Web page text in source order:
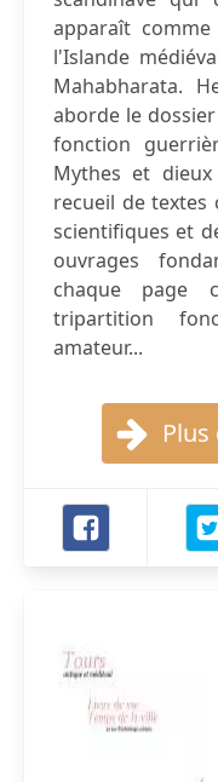
apparaît
l'Islande
Mahabharata.
aborde le
fonction
Mythes et
recueil de textes
scientifiques et
ouvrages
chaque page
tripartition
amateur...